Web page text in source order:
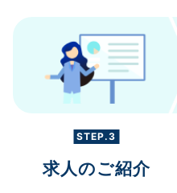
STEP.3
求人のご紹介